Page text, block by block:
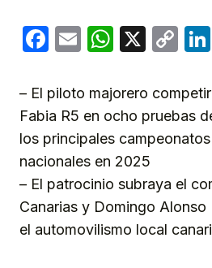
Facebook
Email X
– El piloto majorero
Fabia R5 en ocho pruebas
los principales
nacionales en 2025
– El patrocinio subraya el
Canarias y Domingo Alonso
el automovilismo local